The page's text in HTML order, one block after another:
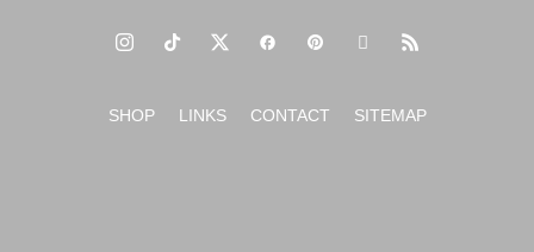
SHOP LINKS CONTACT SITEMAP